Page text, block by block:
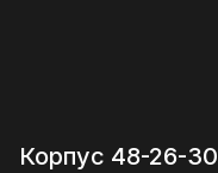
Корпус 48-26-30